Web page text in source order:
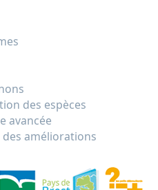
des espèces
avancée
améliorations